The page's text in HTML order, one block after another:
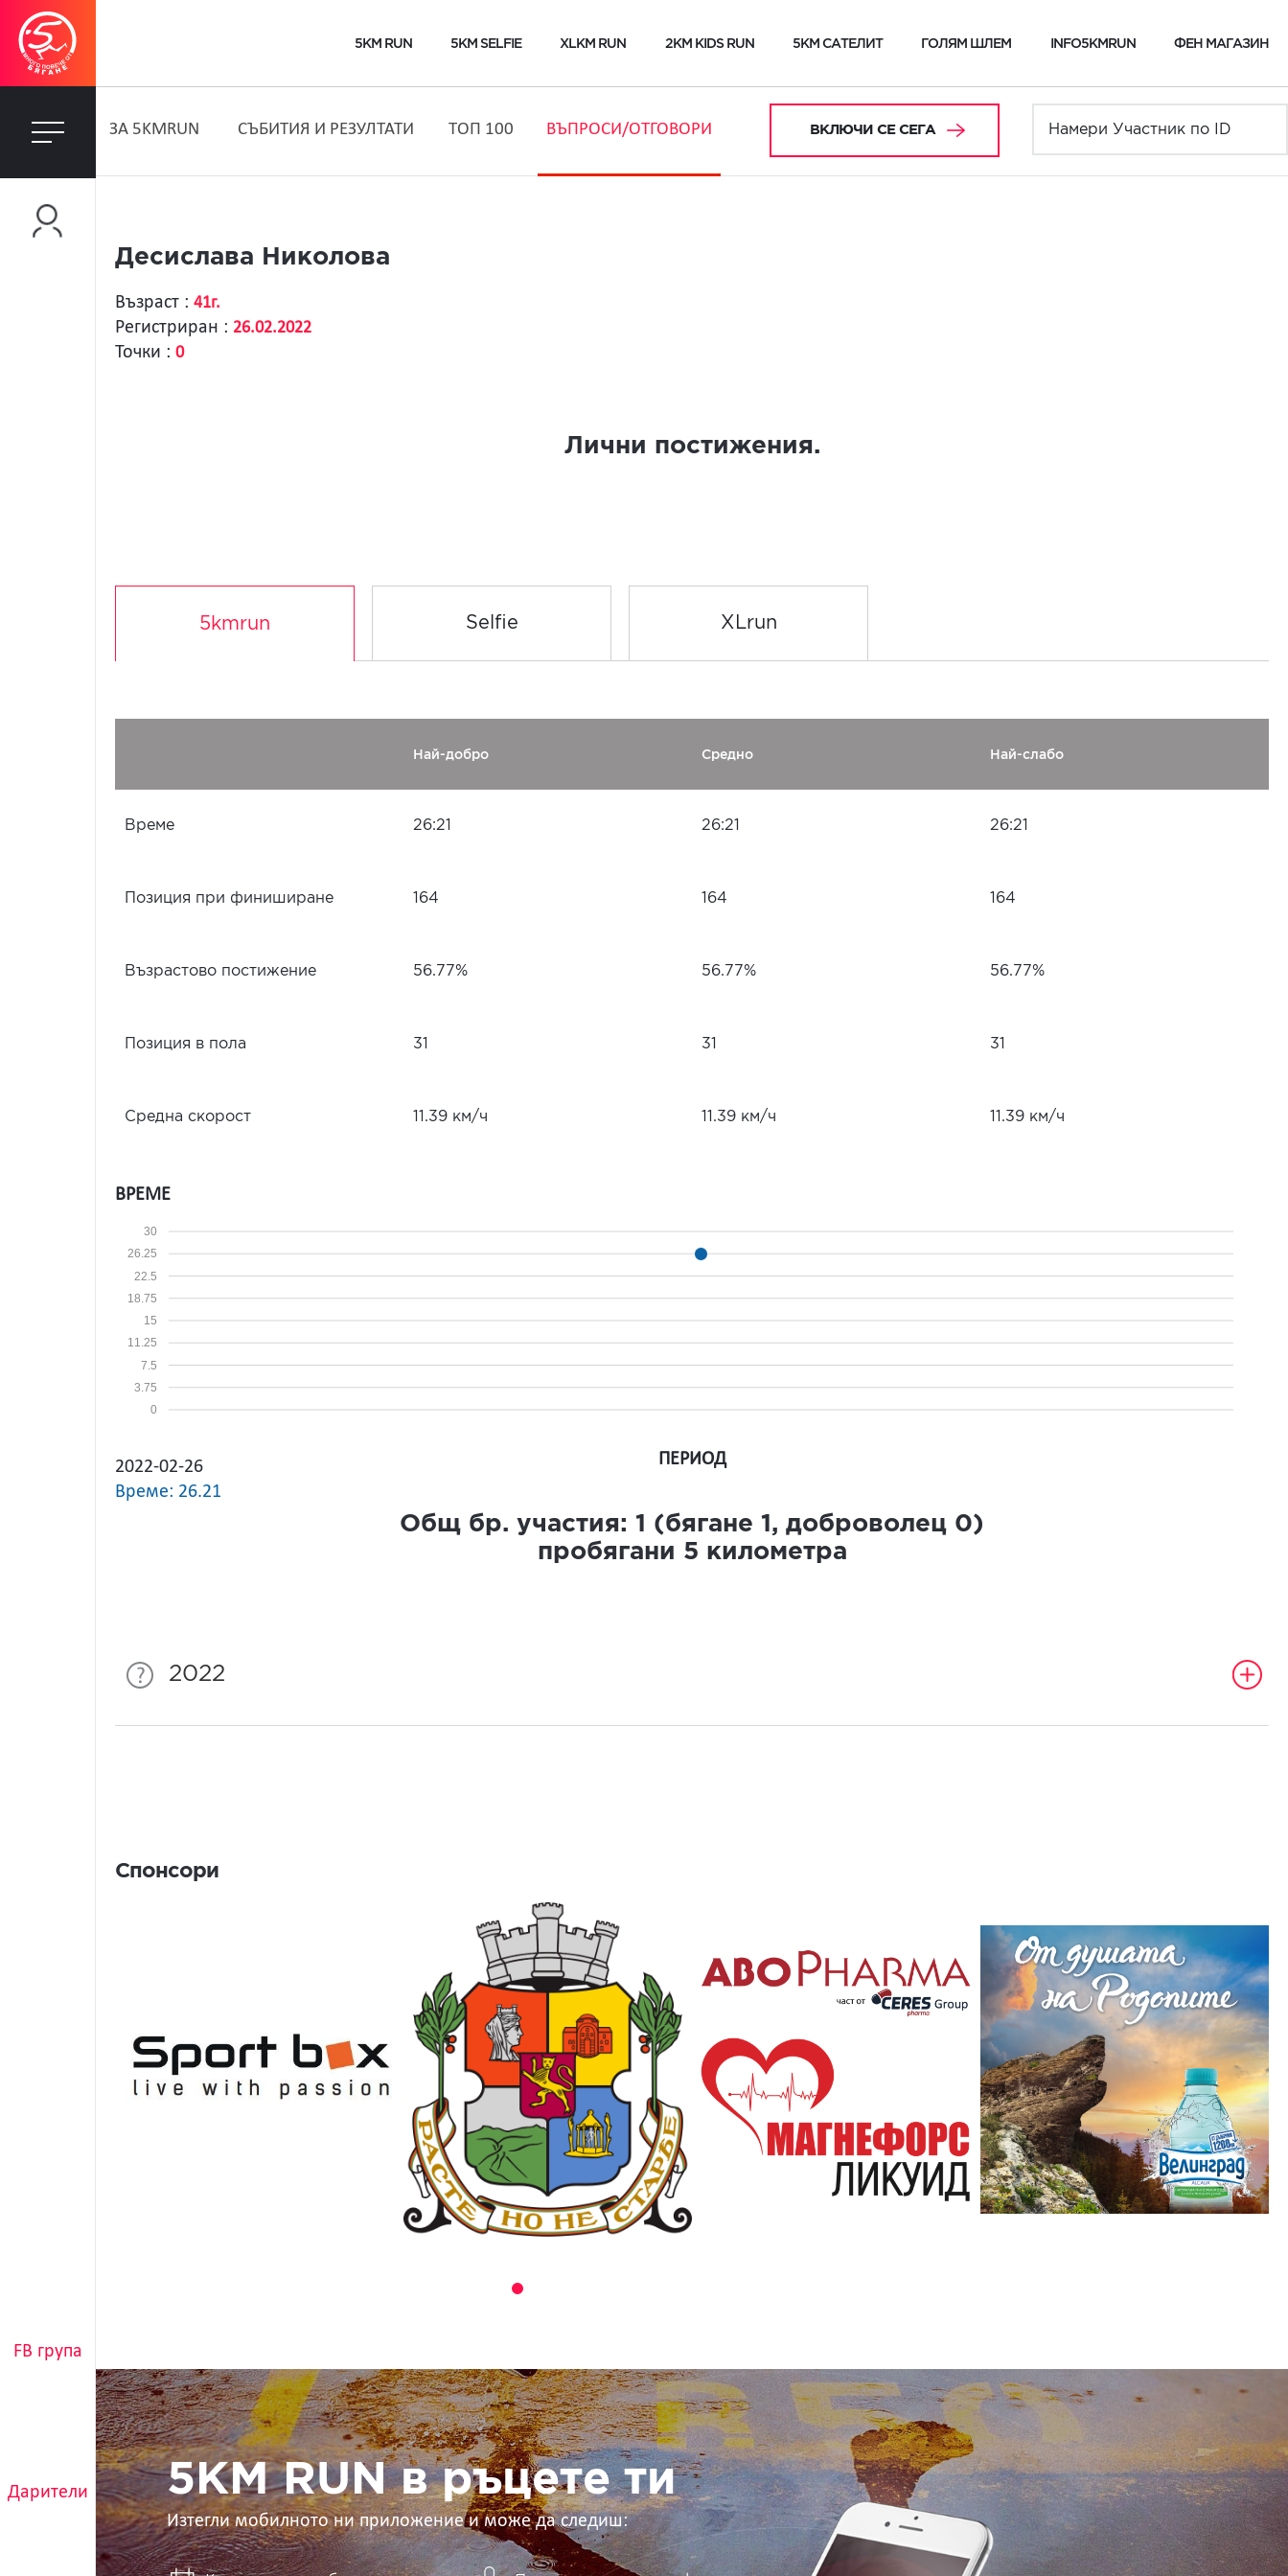
5KM RUN 5KM SELFIE XLKM RUN 2KM KIDS RUN 5KM САТЕЛИТ ГОЛЯМ ШЛЕМ INFO5KMRUN ФЕН МАГАЗИН
FB група
Дарители
ЗA 5KMRUN СЪБИТИЯ И РЕЗУЛТАТИ ТОП 100 ВЪПРОСИ/ОТГОВОРИ ВКЛЮЧИ СЕ СЕГА
Десислава Николова
Възраст : 41г.
Регистриран : 26.02.2022
Точки : 0
Лични постижения.
5kmrun Selfie XLrun
Най-добро Средно Най-слабо
Време 26:21 26:21 26:21
Позиция при финиширане 164 164 164
Възрастово постижение 56.77% 56.77% 56.77%
Позиция в пола 31 31 31
Средна скорост 11.39 км/ч 11.39 км/ч 11.39 км/ч
ВРЕМЕ
0
3.75
7.5
11.25
15
18.75
22.5
26.25
30
2022-02-26
Време: 26.21
ПЕРИОД
Общ бр. участия: 1 (бягане 1 , доброволец 0)
пробягани 5 километра
2022
Спонсори
5KM
RUN
в
ръцете
ти
5KM RUN в ръцете ти
Изтегли мобилното ни приложение и може да следиш: